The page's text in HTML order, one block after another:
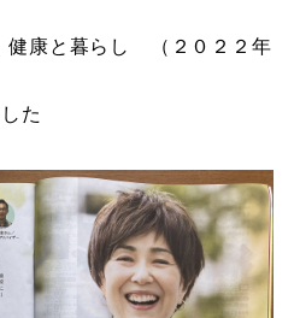
康と暮らし （２０２２年
た